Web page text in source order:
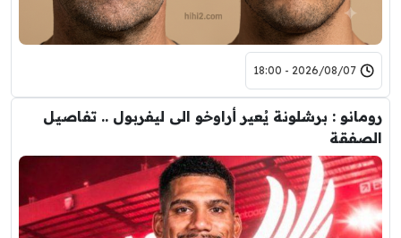
2026/08/07 - 18:00
رومانو : برشلونة يُعير أراوخو الى ليفربول .. تفاصيل
الصفقة